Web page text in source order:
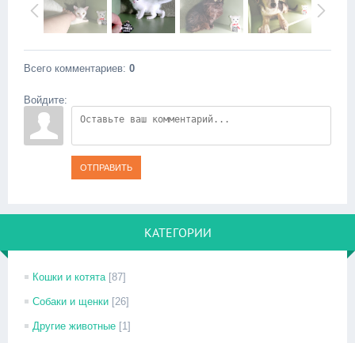
Всего комментариев: 0
Войдите:
ОТПРАВИТЬ
КАТЕГОРИИ
Кошки и котята [87]
Собаки и щенки [26]
Другие животные [1]